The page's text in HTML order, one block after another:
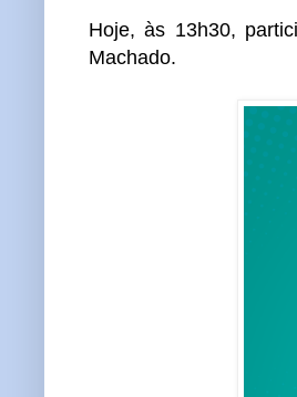
Hoje, às 13h30,
Machado.